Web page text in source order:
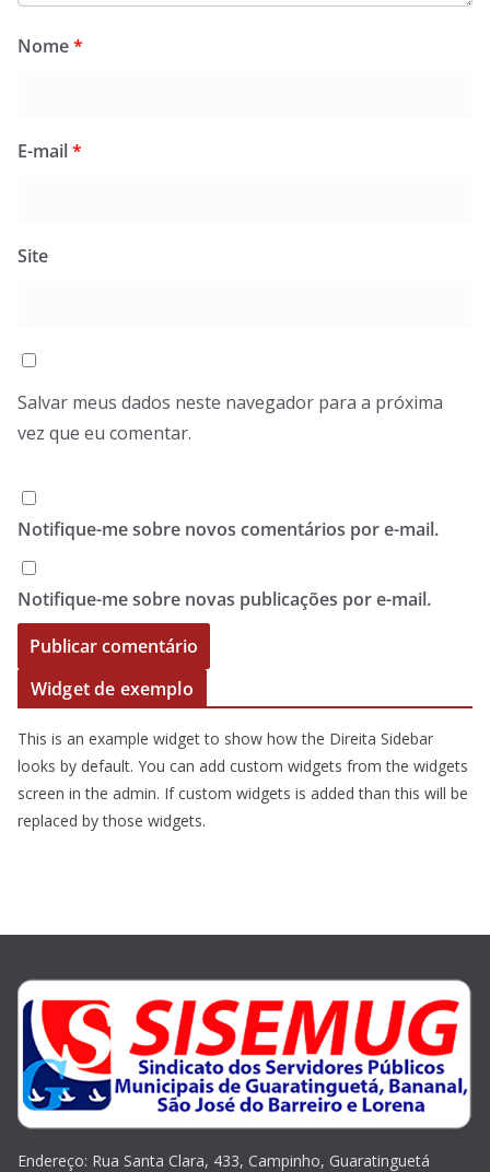
Nome*
E-mail*
Site
Salvar meus dados neste navegador para a próxima
vez que eu comentar.
Notifique-me sobre novos comentários por e-mail.
Notifique-me sobre novas publicações por e-mail.
Widget de exemplo
This is an example widget to show how the Direita Sidebar
looks by default. You can add custom widgets from the widgets
screen in the admin. If custom widgets is added than this will be
replaced by those widgets.
Endereço: Rua Santa Clara, 433, Campinho, Guaratinguetá